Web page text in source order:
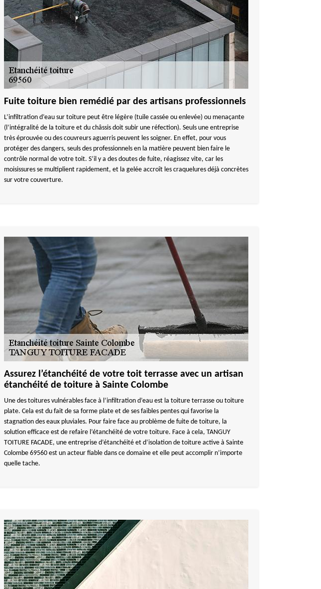
Fuite toiture bien remédié par des artisans professionnels
L’infiltration d’eau sur toiture peut être légère (tuile cassée ou enlevée) ou menaçante
(l’intégralité de la toiture et du châssis doit subir une réfection). Seuls une entreprise
très éprouvée ou des couvreurs aguerris peuvent les soigner. En effet, pour vous
protéger des dangers, seuls des professionnels en la matière peuvent bien faire le
contrôle normal de votre toit. S’il y a des doutes de fuite, réagissez vite, car les
moisissures se multiplient rapidement, et la gelée accroît les craquelures déjà concrètes
sur votre couverture.
Assurez l’étanchéité de votre toit terrasse avec un artisan
étanchéité de toiture à Sainte Colombe
Une des toitures vulnérables face à l’infiltration d’eau est la toiture terrasse ou toiture
plate. Cela est du fait de sa forme plate et de ses faibles pentes qui favorise la
stagnation des eaux pluviales. Pour faire face au problème de fuite de toiture, la
solution efficace est de refaire l’étanchéité de votre toiture. Face à cela, TANGUY
TOITURE FACADE, une entreprise d’étanchéité et d’isolation de toiture active à Sainte
Colombe 69560 est un acteur fiable dans ce domaine et elle peut accomplir n’importe
quelle tache.